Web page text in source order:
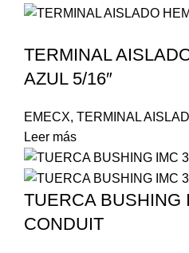
TERMINAL
AZUL 5/16″
EMECX, TERMINAL
Leer más
TUERCA BUSHING
CONDUIT